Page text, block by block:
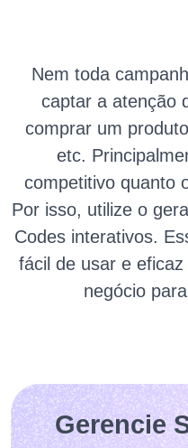
Nem toda
captar a atenção
comprar um
etc.
competitivo quanto
Por isso, utilize o
Codes interativos.
fácil de usar e
negócio
Gerencie